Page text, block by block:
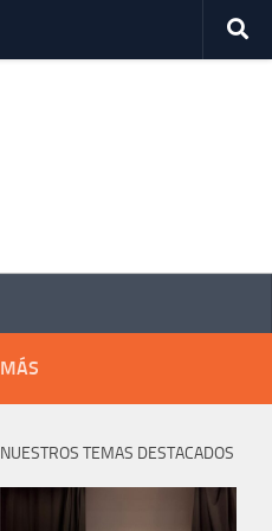
MÁS
NUESTROS TEMAS DESTACADOS